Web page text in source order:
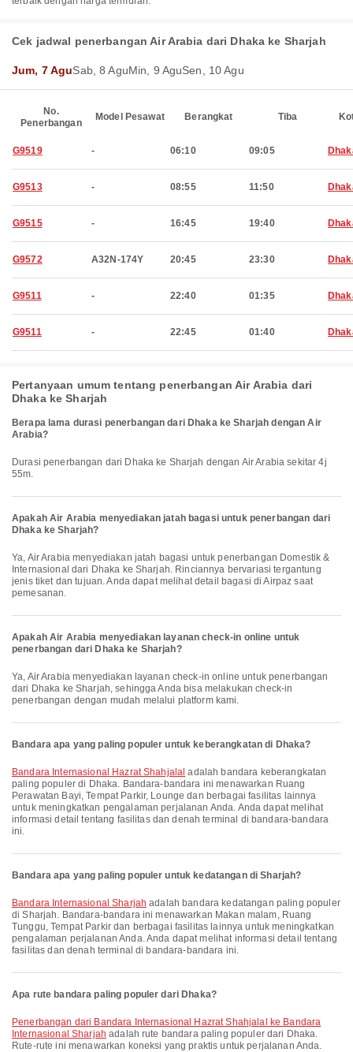
Cek jadwal penerbangan Air Arabia dari Dhaka ke Sharjah
Jum, 7 AguSab, 8 AguMin, 9 AguSen, 10 Agu
No.
Penerbangan
Model Pesawat Berangkat Tiba
G9519 - 06:10 09:05
G9513 - 08:55 11:50
G9515 - 16:45 19:40
G9572 A32N-174Y 20:45 23:30
G9511 - 22:40 01:35
G9511 - 22:45 01:40
Pertanyaan umum tentang penerbangan Air Arabia dari
Dhaka ke Sharjah
Berapa lama durasi penerbangan dari Dhaka ke Sharjah dengan Air
Arabia?
Durasi penerbangan dari Dhaka ke Sharjah dengan Air Arabia sekitar 4j
55m.
Apakah Air Arabia menyediakan jatah bagasi untuk penerbangan dari
Dhaka ke Sharjah?
Ya, Air Arabia menyediakan jatah bagasi untuk penerbangan Domestik &
Internasional dari Dhaka ke Sharjah. Rinciannya bervariasi tergantung
jenis tiket dan tujuan. Anda dapat melihat detail bagasi di Airpaz saat
pemesanan.
Apakah Air Arabia menyediakan layanan check-in online untuk
penerbangan dari Dhaka ke Sharjah?
Ya, Air Arabia menyediakan layanan check-in online untuk penerbangan
dari Dhaka ke Sharjah, sehingga Anda bisa melakukan check-in
penerbangan dengan mudah melalui platform kami.
Bandara apa yang paling populer untuk keberangkatan di Dhaka?
Bandara Internasional Hazrat Shahjalal adalah bandara keberangkatan
paling populer di Dhaka. Bandara-bandara ini menawarkan Ruang
Perawatan Bayi, Tempat Parkir, Lounge dan berbagai fasilitas lainnya
untuk meningkatkan pengalaman perjalanan Anda. Anda dapat melihat
informasi detail tentang fasilitas dan denah terminal di bandara-bandara
ini.
Bandara apa yang paling populer untuk kedatangan di Sharjah?
Bandara Internasional Sharjah adalah bandara kedatangan paling populer
di Sharjah. Bandara-bandara ini menawarkan Makan malam, Ruang
Tunggu, Tempat Parkir dan berbagai fasilitas lainnya untuk meningkatkan
pengalaman perjalanan Anda. Anda dapat melihat informasi detail tentang
fasilitas dan denah terminal di bandara-bandara ini.
Apa rute bandara paling populer dari Dhaka?
penerbangan dari Bandara Internasional Hazrat Shahjalal ke Bandara
Internasional Sharjah adalah rute bandara paling populer dari Dhaka.
Rute-rute ini menawarkan koneksi yang praktis untuk perjalanan Anda.